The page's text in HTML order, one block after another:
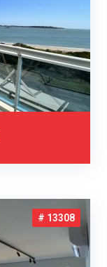
# 13308